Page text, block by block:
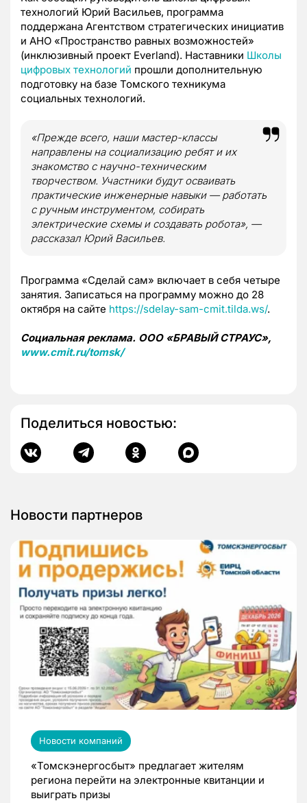
технологий Юрий Васильев, программа
поддержана Агентством стратегических инициатив
и АНО «Пространство равных возможностей»
(инклюзивный проект Everland). Наставники Школы
цифровых технологий прошли дополнительную
подготовку на базе Томского техникума
социальных технологий.
«Прежде всего, наши мастер-классы
направлены на социализацию ребят и их
знакомство с научно-техническим
творчеством. Участники будут осваивать
практические инженерные навыки — работать
с ручным инструментом, собирать
электрические схемы и создавать робота», —
рассказал Юрий Васильев.
Программа «Сделай сам» включает в себя четыре
занятия. Записаться на программу можно до 28
октября на сайте https://sdelay-sam-cmit.tilda.ws/.
Социальная реклама. ООО «БРАВЫЙ СТРАУС»,
www.cmit.ru/tomsk/
Поделиться новостью:
Новости партнеров
Новости компаний
«Томскэнергосбыт» предлагает жителям
региона перейти на электронные квитанции и
выиграть призы